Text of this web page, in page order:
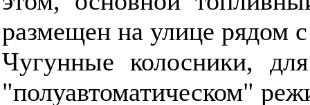
размещен на улице рядом
Чугунные колосники,
"полуавтоматическом"